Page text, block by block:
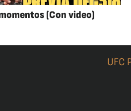
(Con video)